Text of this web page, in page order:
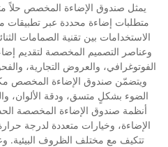
يمثل صندوق الإضاءة المخصص حلاً
متطلبات إضاءة محددة عبر تطبيقات
وعناصر التصميم المخصصة لتقديم
الفوتوغرافي، والعروض التجارية،
ويتضمّن صندوق الإضاءة المخصص
الضوء بشكلٍ متسق، ودقة الألوان،
أنظمة صندوق الإضاءة المخصصة
الإضاءة، وخيارات متعددة لدرجة
تتكيف مع مختلف الظروف البيئية.